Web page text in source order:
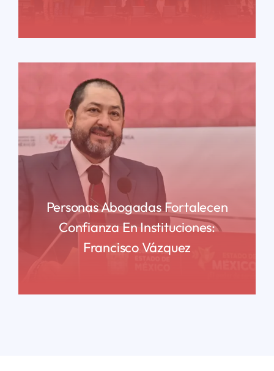
Personas Abogadas Fortalecen
Confianza En Instituciones:
Francisco Vázquez